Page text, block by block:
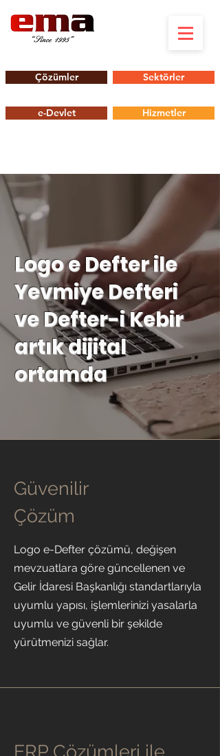
Çözümler Sektörler
e-Devlet Hizmetler
Logo e Defter ile
Yevmiye Defteri
ve Defter-i Kebir
artık dijital
ortamda
Güvenilir
Çözüm
Logo e-Defter çözümü, değişen
mevzuatlara göre güncellenen ve
Gelir İdaresi Başkanlığı standartlarıyla
uyumlu yapısı, işlemlerinizi yasalarla
uyumlu ve güvenli bir şekilde
yürütmenizi sağlar.
ERP Çözümleri ile